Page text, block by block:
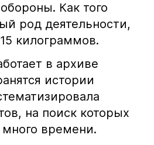
Как того
род деятельности,
килограммов.
в архиве
истории
на поиск которых
времени.